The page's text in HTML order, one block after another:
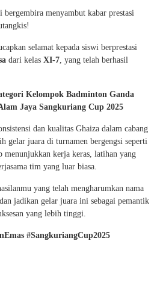
bergembira menyambut kabar prestasi
selamat kepada siswi berprestasi
dari kelas XI-7, yang telah berhasil
Kelompok Badminton Ganda
Jaya Sangkuriang Cup 2025
dan kualitas Ghaiza dalam cabang
gelar juara di turnamen bergengsi seperti
menunjukkan kerja keras, latihan yang
tim yang luar biasa.
yang telah mengharumkan nama
jadikan gelar juara ini sebagai pemantik
yang lebih tinggi.
#SangkuriangCup2025